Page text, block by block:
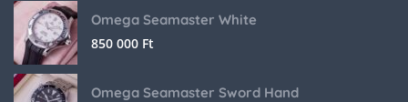
Omega Seamaster White
850 000 Ft
Omega Seamaster Sword Hand